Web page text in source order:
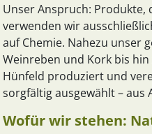
Unser Anspruch: Produkte,
verwenden wir
auf Chemie. Nahezu unser
Weinreben und Kork bis
Hünfeld produziert und
sorgfältig ausgewählt – aus
Wofür wir stehen: